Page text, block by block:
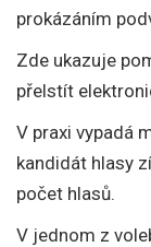
prokázáním
Zde ukazuje
přelstít
V praxi vypadá
kandidát hlasy
počet hlasů.
V jednom z